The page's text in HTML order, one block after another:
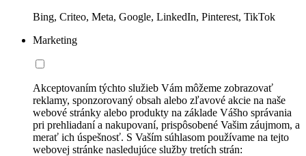
Bing, Criteo, Meta, Google, LinkedIn, Pinterest, TikTok
Marketing
Akceptovaním týchto služieb Vám môžeme zobrazovať
reklamy, sponzorovaný obsah alebo zľavové akcie na naše
webové stránky alebo produkty na základe Vášho správania
pri prehliadaní a nakupovaní, prispôsobené Vašim záujmom, a
merať ich úspešnosť. S Vaším súhlasom používame na tejto
webovej stránke nasledujúce služby tretích strán: